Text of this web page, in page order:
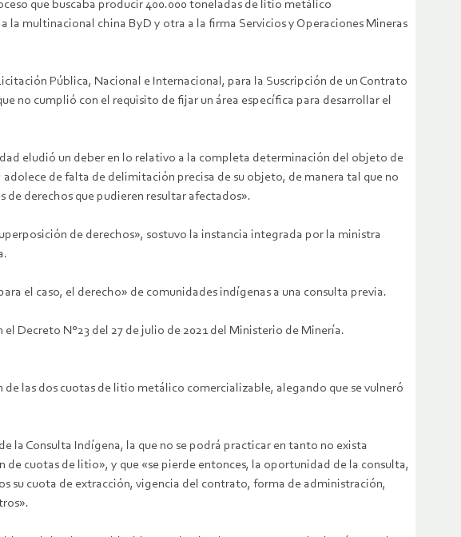
que buscaba producir 400.000 toneladas de litio metálico
multinacional china ByD y otra a la firma Servicios y Operaciones Mineras
Pública, Nacional e Internacional, para la Suscripción de un Contrato
no cumplió con el requisito de fijar un área específica para desarrollar el
eludió un deber en lo relativo a la completa determinación del objeto de
de falta de delimitación precisa de su objeto, de manera tal que no
de derechos que pudieren resultar afectados».
de derechos», sostuvo la instancia integrada por la ministra
el caso, el derecho» de comunidades indígenas a una consulta previa.
Decreto N°23 del 27 de julio de 2021 del Ministerio de Minería.
las dos cuotas de litio metálico comercializable, alegando que se vulneró
la Consulta Indígena, la que no se podrá practicar en tanto no exista
cuotas de litio», y que «se pierde entonces, la oportunidad de la consulta,
su cuota de extracción, vigencia del contrato, forma de administración,